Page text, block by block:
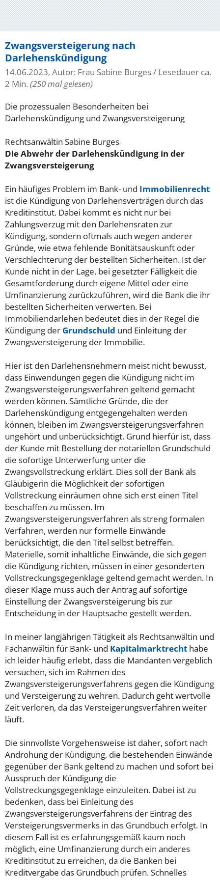
Zwangsversteigerung nach
Darlehenskündigung
14.06.2023, Autor: Frau Sabine Burges/ Lesedauer ca.
2 Min. (250 mal gelesen)
Die prozessualen Besonderheiten bei
Darlehenskündigung und Zwangsversteigerung
Rechtsanwältin Sabine Burges
Die Abwehr der Darlehenskündigung in der
Zwangsversteigerung
Ein häufiges Problem im Bank- und Immobilienrecht
ist die Kündigung von Darlehensverträgen durch das
Kreditinstitut. Dabei kommt es nicht nur bei
Zahlungsverzug mit den Darlehensraten zur
Kündigung, sondern oftmals auch wegen anderer
Gründe, wie etwa fehlende Bonitätsauskunft oder
Verschlechterung der bestellten Sicherheiten. Ist der
Kunde nicht in der Lage, bei gesetzter Fälligkeit die
Gesamtforderung durch eigene Mittel oder eine
Umfinanzierung zurückzuführen, wird die Bank die ihr
bestellten Sicherheiten verwerten. Bei
Immobiliendarlehen bedeutet dies in der Regel die
Kündigung der Grundschuld und Einleitung der
Zwangsversteigerung der Immobilie.
Hier ist den Darlehensnehmern meist nicht bewusst,
dass Einwendungen gegen die Kündigung nicht im
Zwangsversteigerungsverfahren geltend gemacht
werden können. Sämtliche Gründe, die der
Darlehenskündigung entgegengehalten werden
können, bleiben im Zwangsversteigerungsverfahren
ungehört und unberücksichtigt. Grund hierfür ist, dass
der Kunde mit Bestellung der notariellen Grundschuld
die sofortige Unterwerfung unter die
Zwangsvollstreckung erklärt. Dies soll der Bank als
Gläubigerin die Möglichkeit der sofortigen
Vollstreckung einräumen ohne sich erst einen Titel
beschaffen zu müssen. Im
Zwangsversteigerungsverfahren als streng formalen
Verfahren, werden nur formelle Einwände
berücksichtigt, die den Titel selbst betreffen.
Materielle, somit inhaltliche Einwände, die sich gegen
die Kündigung richten, müssen in einer gesonderten
Vollstreckungsgegenklage geltend gemacht werden. In
dieser Klage muss auch der Antrag auf sofortige
Einstellung der Zwangsversteigerung bis zur
Entscheidung in der Hauptsache gestellt werden.
In meiner langjährigen Tätigkeit als Rechtsanwältin und
Fachanwältin für Bank- und Kapitalmarktrecht habe
ich leider häufig erlebt, dass die Mandanten vergeblich
versuchen, sich im Rahmen des
Zwangsversteigerungsverfahrens gegen die Kündigung
und Versteigerung zu wehren. Dadurch geht wertvolle
Zeit verloren, da das Versteigerungsverfahren weiter
läuft.
Die sinnvollste Vorgehensweise ist daher, sofort nach
Androhung der Kündigung, die bestehenden Einwände
gegenüber der Bank geltend zu machen und sofort bei
Ausspruch der Kündigung die
Vollstreckungsgegenklage einzuleiten. Dabei ist zu
bedenken, dass bei Einleitung des
Zwangsversteigerungsverfahrens der Eintrag des
Versteigerungsvermerks in das Grundbuch erfolgt. In
diesem Fall ist es erfahrungsgemäß kaum noch
möglich, eine Umfinanzierung durch ein anderes
Kreditinstitut zu erreichen, da die Banken bei
Kreditvergabe das Grundbuch prüfen. Schnelles